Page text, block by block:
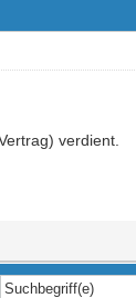
verdient.